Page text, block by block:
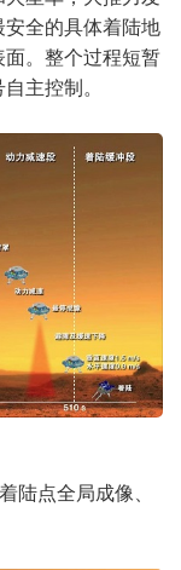
全的具体着陆地
面。整个过程短暂
主控制。
陆点全局成像、